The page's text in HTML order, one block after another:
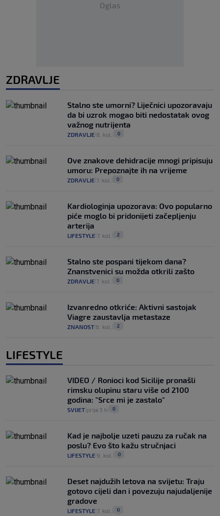
Oglas
ZDRAVLJE
Stalno ste umorni? Liječnici upozoravaju
da bi uzrok mogao biti nedostatak ovog
važnog nutrijenta
ZDRAVLJE 8. kol. 0
Ove znakove dehidracije mnogi pripisuju
umoru: Prepoznajte ih na vrijeme
ZDRAVLJE 7. kol. 0
Kardiologinja upozorava: Ovo popularno
piće moglo bi pridonijeti začepljenju
arterija
LIFESTYLE 7. kol. 2
Stalno ste pospani tijekom dana?
Znanstvenici su možda otkrili zašto
ZDRAVLJE 7. kol. 0
Izvanredno otkriće: Aktivni sastojak
Viagre zaustavlja metastaze
ZNANOST 6. kol. 2
LIFESTYLE
VIDEO / Ronioci kod Sicilije pronašli
rimsku olupinu staru više od 2100
godina: "Srce mi je zastalo"
SVIJET prije 5 h 0
Kad je najbolje uzeti pauzu za ručak na
poslu? Evo što kažu stručnjaci
LIFESTYLE 9. kol. 0
Deset najdužih letova na svijetu: Traju
gotovo cijeli dan i povezuju najudaljenije
gradove
LIFESTYLE 7. kol. 0